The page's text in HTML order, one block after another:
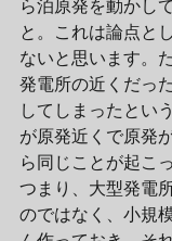
ら泊原発を動かし
と。これは論点と
ないと思います。
発電所の近くだっ
してしまったとい
が原発近くで原発
ら同じことが起こ
つまり、大型発電
のではなく、小規